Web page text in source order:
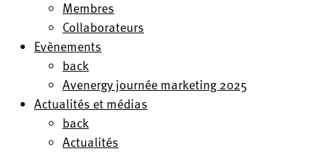
Membres
Collaborateurs
Evènements
back
Avenergy journée marketing 2025
Actualités et médias
back
Actualités